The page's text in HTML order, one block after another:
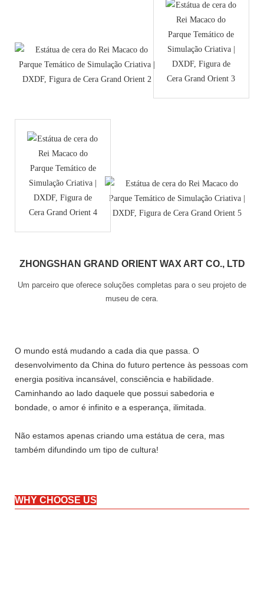
ZHONGSHAN GRAND ORIENT WAX ART CO., LTD
Um parceiro que oferece soluções completas para o seu projeto de
museu de cera.
O mundo está mudando a cada dia que passa. O
desenvolvimento da China do futuro pertence às pessoas com
energia positiva incansável, consciência e habilidade.
Caminhando ao lado daquele que possui sabedoria e
bondade, o amor é infinito e a esperança, ilimitada.
Não estamos apenas criando uma estátua de cera, mas
também difundindo um tipo de cultura!
WHY CHOOSE US